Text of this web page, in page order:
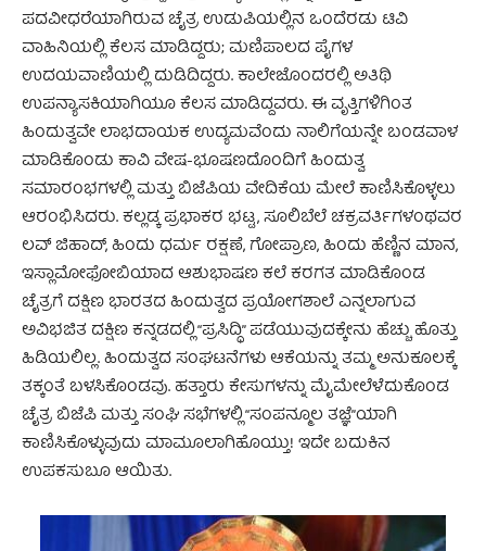
ಪದವೀಧರೆಯಾಗಿರುವ ಚೈತ್ರ ಉಡುಪಿಯಲ್ಲಿನ ಒಂದೆರಡು ಟಿವಿ
ವಾಹಿನಿಯಲ್ಲಿ ಕೆಲಸ ಮಾಡಿದ್ದರು; ಮಣಿಪಾಲದ ಪೈಗಳ
ಉದಯವಾಣಿಯಲ್ಲಿ ದುಡಿದಿದ್ದರು. ಕಾಲೇಜೊಂದರಲ್ಲಿ ಅತಿಥಿ
ಉಪನ್ಯಾಸಕಿಯಾಗಿಯೂ ಕೆಲಸ ಮಾಡಿದ್ದವರು. ಈ ವೃತ್ತಿಗಳಿಗಿಂತ
ಹಿಂದುತ್ವವೇ ಲಾಭದಾಯಕ ಉದ್ಯಮವೆಂದು ನಾಲಿಗೆಯನ್ನೇ ಬಂಡವಾಳ
ಮಾಡಿಕೊಂಡು ಕಾವಿ ವೇಷ-ಭೂಷಣದೊಂದಿಗೆ ಹಿಂದುತ್ವ
ಸಮಾರಂಭಗಳಲ್ಲಿ ಮತ್ತು ಬಿಜೆಪಿಯ ವೇದಿಕೆಯ ಮೇಲೆ ಕಾಣಿಸಿಕೊಳ್ಳಲು
ಆರಂಭಿಸಿದರು. ಕಲ್ಲಡ್ಕ ಪ್ರಭಾಕರ ಭಟ್ಟ, ಸೂಲಿಬೆಲೆ ಚಕ್ರವರ್ತಿಗಳಂಥವರ
ಲವ್ ಜಿಹಾದ್, ಹಿಂದು ಧರ್ಮ ರಕ್ಷಣೆ, ಗೋಪ್ರಾಣ, ಹಿಂದು ಹೆಣ್ಣಿನ ಮಾನ,
ಇಸ್ಲಾಮೋಫೋಬಿಯಾದ ಆಶುಭಾಷಣ ಕಲೆ ಕರಗತ ಮಾಡಿಕೊಂಡ
ಚೈತ್ರಗೆ ದಕ್ಷಿಣ ಭಾರತದ ಹಿಂದುತ್ವದ ಪ್ರಯೋಗಶಾಲೆ ಎನ್ನಲಾಗುವ
ಅವಿಭಜಿತ ದಕ್ಷಿಣ ಕನ್ನಡದಲ್ಲಿ “ಪ್ರಸಿದ್ಧಿ” ಪಡೆಯುವುದಕ್ಕೇನು ಹೆಚ್ಚು ಹೊತ್ತು
ಹಿಡಿಯಲಿಲ್ಲ. ಹಿಂದುತ್ವದ ಸಂಘಟನೆಗಳು ಆಕೆಯನ್ನು ತಮ್ಮ ಅನುಕೂಲಕ್ಕೆ
ತಕ್ಕಂತೆ ಬಳಸಿಕೊಂಡವು. ಹತ್ತಾರು ಕೇಸುಗಳನ್ನು ಮೈಮೇಲೆಳೆದುಕೊಂಡ
ಚೈತ್ರ ಬಿಜೆಪಿ ಮತ್ತು ಸಂಘಿ ಸಭೆಗಳಲ್ಲಿ “ಸಂಪನ್ಮೂಲ ತಜ್ಞೆ”ಯಾಗಿ
ಕಾಣಿಸಿಕೊಳ್ಳುವುದು ಮಾಮೂಲಾಗಿಹೊಯ್ತು! ಇದೇ ಬದುಕಿನ
ಉಪಕಸುಬೂ ಆಯಿತು.